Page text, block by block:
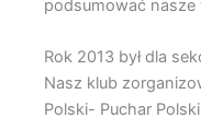
podsumować
Rok 2013 był dla
Nasz klub
Polski- Puchar